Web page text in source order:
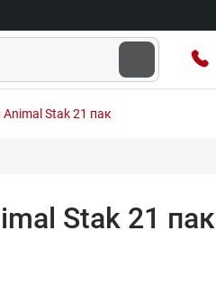
Stak 21 пак
Stak 21 пак